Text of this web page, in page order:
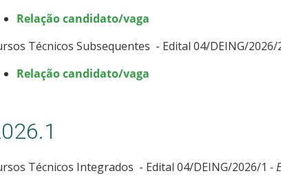
Relação candidato/vaga
Técnicos Subsequentes - Edital 04/DEING/2026/
Relação candidato/vaga
Técnicos Integrados - Edital 04/DEING/2026/1 -